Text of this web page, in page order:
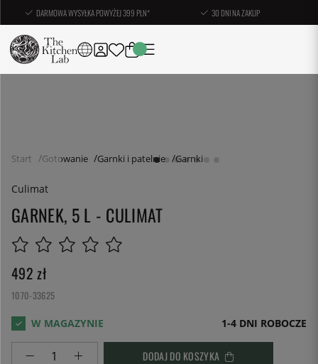
DARMOWA WYSYŁKA POWYŻEJ 399 PLN* 30 DNI NA ZAKUP
Start Gotowanie Garnki i patelnie Garnki
Culimat
GARNEK, 5 L - CULIMAT
492 zł
1070-33625
1-4 DNI ROBOCZE
DODAJ DO KOSZYKA